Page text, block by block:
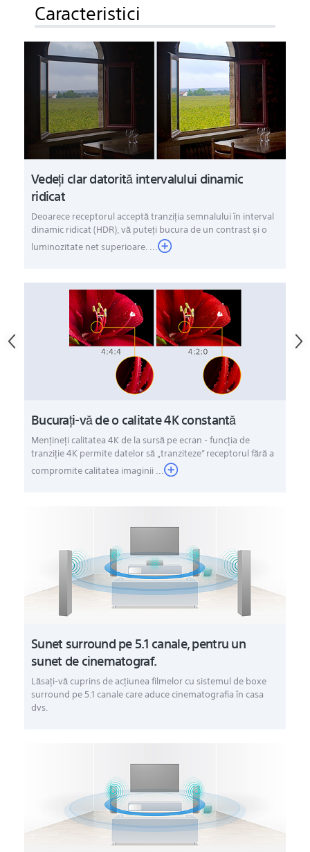
Caracteristici
Vedeți clar datorită intervalului dinamic
ridicat
Deoarece receptorul acceptă tranziţia semnalului în interval
dinamic ridicat (HDR), vă puteţi bucura de un contrast şi o
luminozitate net superioare. ...
Bucurați-vă de o calitate 4K constantă
Menţineţi calitatea 4K de la sursă pe ecran - funcţia de
tranziţie 4K permite datelor să „tranziteze” receptorul fără a
compromite calitatea imaginii ...
Sunet surround pe 5.1 canale, pentru un
sunet de cinematograf.
Lăsaţi-vă cuprins de acţiunea filmelor cu sistemul de boxe
surround pe 5.1 canale care aduce cinematografia în casa
dvs.